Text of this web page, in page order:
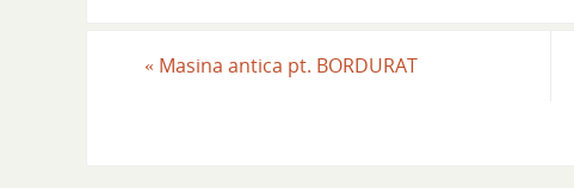
« Masina antica pt. BORDURAT